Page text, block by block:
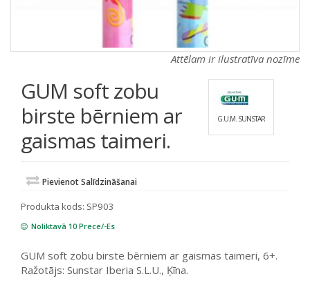
Attēlam ir ilustratīva nozīme
GUM soft zobu
birste bērniem ar
gaismas taimeri.
G.U.M. SUNSTAR
Pievienot Salīdzināšanai
Produkta kods: SP903
Noliktavā 10 Prece/-Es
GUM soft zobu birste bērniem ar gaismas taimeri, 6+.
Ražotājs: Sunstar Iberia S.L.U., Ķīna.